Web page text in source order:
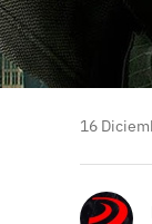
16